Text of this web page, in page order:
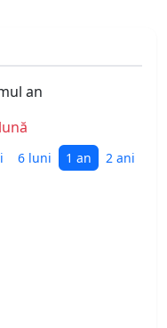
an
6 luni 1 an 2 ani